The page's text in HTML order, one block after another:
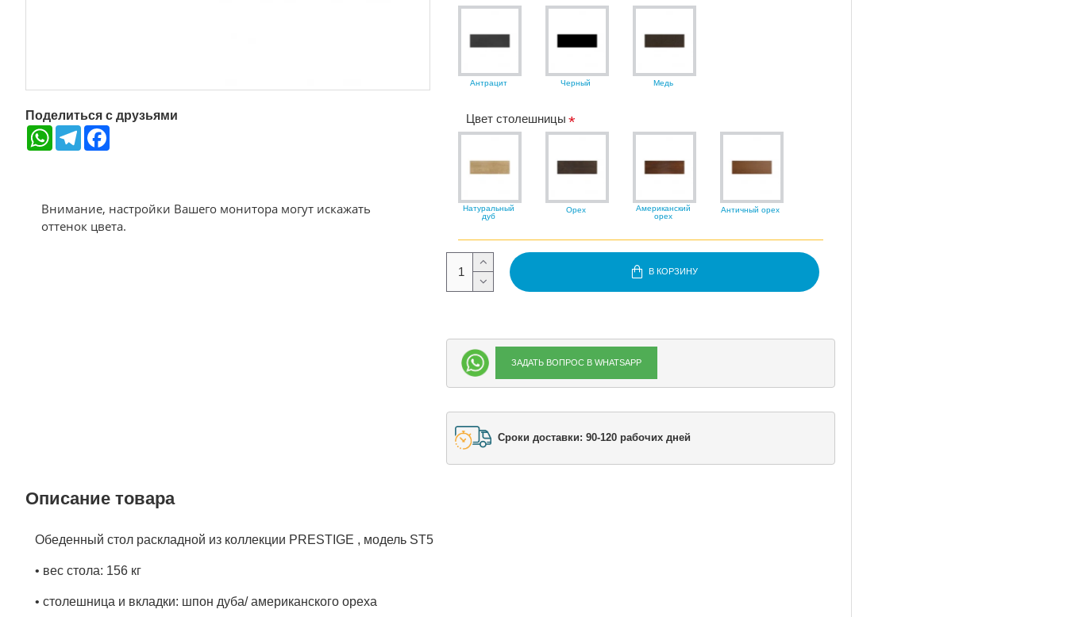
Поделиться с друзьями
WhatsAppTelegram
Внимание, настройки Вашего монитора могут искажать
оттенок цвета.
Aнтрацит Черный Медь
Цвет столешницы
Натуральный
дуб
Орех
Американский
орех
Античный орех
В КОРЗИНУ
ЗАДАТЬ ВОПРОС В WHATSAPP
Сроки доставки: 90-120 рабочих дней
Описание товара
Обеденный стол раскладной из коллекции PRESTIGE , модель ST5
• вес стола: 156 кг
• столешница и вкладки: шпон дуба/ американского ореха